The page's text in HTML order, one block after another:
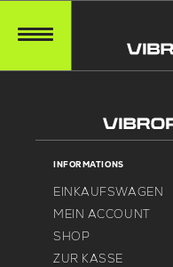
INFORMATIONS
EINKAUFSWAGEN
MEIN ACCOUNT
SHOP
ZUR KASSE